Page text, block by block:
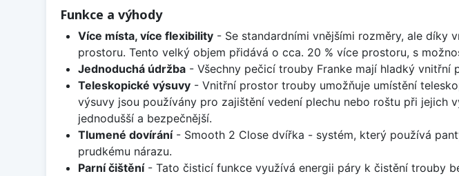
Funkce a výhody
Více místa, více flexibility- Se standardními vnějšími rozměry, ale díky
prostoru. Tento velký objem přidává o cca. 20 % více prostoru, s
Jednoduchá údržba- Všechny pečicí trouby Franke mají hladký vnitřní
Teleskopické výsuvy- Vnitřní prostor trouby umožňuje umístění
výsuvy jsou používány pro zajištění vedení plechu nebo roštu při jejich
jednodušší a bezpečnější.
Tlumené dovírání- Smooth 2 Close dvířka - systém, který používá
prudkému nárazu.
Parní čištění- Tato čisticí funkce využívá energii páry k čistění trouby